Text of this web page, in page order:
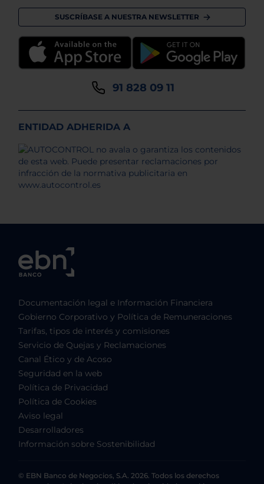
SUSCRÍBASE A NUESTRA NEWSLETTER
91 828 09 11
ENTIDAD ADHERIDA A
Documentación legal e Información Financiera
Gobierno Corporativo y Política de Remuneraciones
Tarifas, tipos de interés y comisiones
Servicio de Quejas y Reclamaciones
Canal Ético y de Acoso
Seguridad en la web
Política de Privacidad
Política de Cookies
Aviso legal
Desarrolladores
Información sobre Sostenibilidad
© EBN Banco de Negocios, S.A. 2026. Todos los derechos